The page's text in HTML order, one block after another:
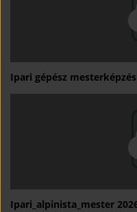
Ipari gépész
Ipari_alpinista_mester